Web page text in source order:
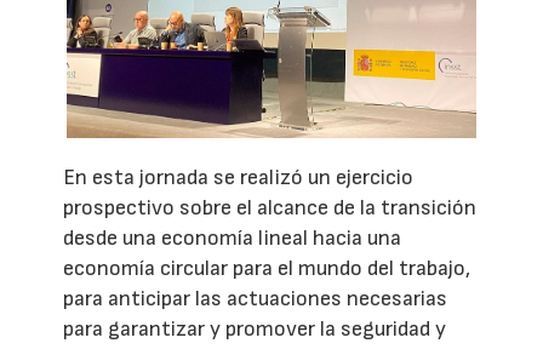
En esta jornada se realizó un ejercicio
prospectivo sobre el alcance de la transición
desde una economía lineal hacia una
economía circular para el mundo del trabajo,
para anticipar las actuaciones necesarias
para garantizar y promover la seguridad y